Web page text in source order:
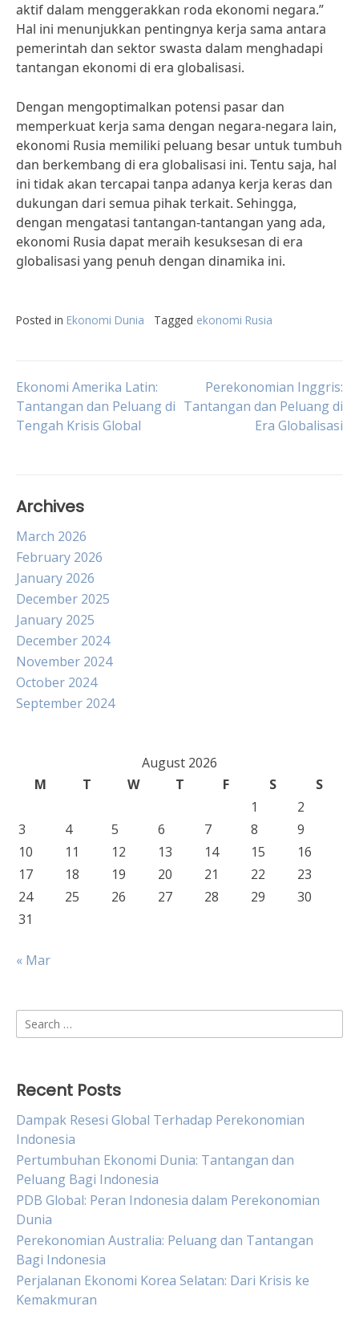
aktif dalam menggerakkan roda ekonomi negara.”
Hal ini menunjukkan pentingnya kerja sama antara
pemerintah dan sektor swasta dalam menghadapi
tantangan ekonomi di era globalisasi.
Dengan mengoptimalkan potensi pasar dan
memperkuat kerja sama dengan negara-negara lain,
ekonomi Rusia memiliki peluang besar untuk tumbuh
dan berkembang di era globalisasi ini. Tentu saja, hal
ini tidak akan tercapai tanpa adanya kerja keras dan
dukungan dari semua pihak terkait. Sehingga,
dengan mengatasi tantangan-tantangan yang ada,
ekonomi Rusia dapat meraih kesuksesan di era
globalisasi yang penuh dengan dinamika ini.
Posted in Ekonomi Dunia Tagged ekonomi Rusia
Post
navigation
Ekonomi Amerika Latin:
Tantangan dan Peluang di
Tengah Krisis Global
Perekonomian Inggris:
Tantangan dan Peluang di
Era Globalisasi
Archives
March 2026
February 2026
January 2026
December 2025
January 2025
December 2024
November 2024
October 2024
September 2024
August 2026
M
T W T F S
S
1
2
3
4 5 6 7 8
9
10
11 12 13 14 15
16
17
18 19 20 21 22
23
24
25 26 27 28 29
30
31
« Mar
Search
for:
Recent Posts
Dampak Resesi Global Terhadap Perekonomian
Indonesia
Pertumbuhan Ekonomi Dunia: Tantangan dan
Peluang Bagi Indonesia
PDB Global: Peran Indonesia dalam Perekonomian
Dunia
Perekonomian Australia: Peluang dan Tantangan
Bagi Indonesia
Perjalanan Ekonomi Korea Selatan: Dari Krisis ke
Kemakmuran